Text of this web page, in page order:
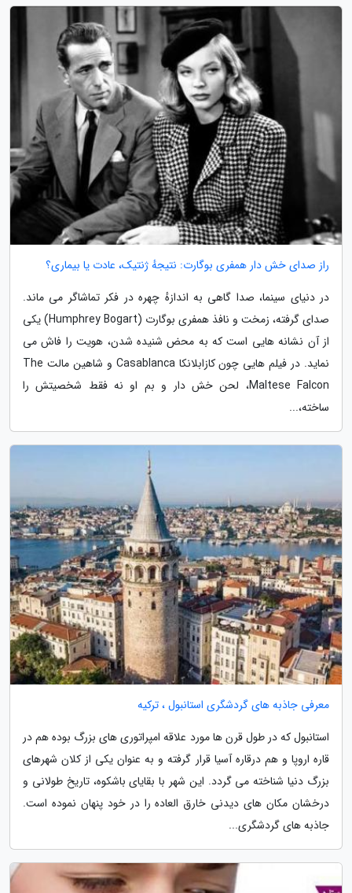
راز صدای خش دار همفری بوگارت: نتیجهٔ ژنتیک، عادت یا بیماری؟
در دنیای سینما، صدا گاهی به اندازهٔ چهره در فکر تماشاگر می ماند.
صدای گرفته، زمخت و نافذ همفری بوگارت (Humphrey Bogart) یکی
از آن نشانه هایی است که به محض شنیده شدن، هویت را فاش می
نماید. در فیلم هایی چون کازابلانکا Casablanca و شاهین مالت The
Maltese Falcon، لحن خش دار و بم او نه فقط شخصیتش را
ساخته،...
معرفی جاذبه های گردشگری استانبول ، ترکیه
استانبول که در طول قرن ها مورد علاقه امپراتوری های بزرگ بوده هم در
قاره اروپا و هم درقاره آسیا قرار گرفته و به عنوان یکی از کلان شهرهای
بزرگ دنیا شناخته می گردد. این شهر با بقایای باشکوه، تاریخ طولانی و
درخشان مکان های دیدنی خارق العاده را در خود پنهان نموده است.
جاذبه های گردشگری...